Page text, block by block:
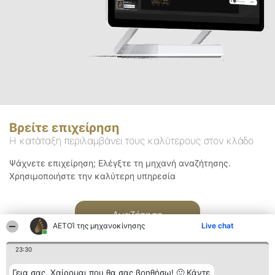
ΑΕΤΟΊ της μηχανοκίνησης Live chat
23:30
Γεια σας. Χαίρομαι που θα σας βοηθήσω! 🙂 Κάντε
Βρείτε επιχείρηση
Η κατάταξη περιλαμβάνει τους καλύτερους στον κλάδο
Ψάχνετε επιχείρηση; Ελέγξτε τη μηχανή αναζήτησης.
Χρησιμοποιήστε την καλύτερη υπηρεσία
Αναζήτηση